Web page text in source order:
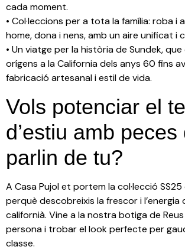
cada moment.
• Col·leccions per a tota la família: roba i
home, dona i nens, amb un aire unificat i
• Un viatge per la història de Sundek,
orígens a la California dels anys 60 fins
fabricació artesanal i estil de vida.
Vols potenciar el
d’estiu amb peces
parlin de tu?
A Casa Pujol et portem la col·lecció
perquè descobreixis la frescor i l’energia
californià. Vine a la nostra botiga de
persona i trobar el look perfecte per
classe.